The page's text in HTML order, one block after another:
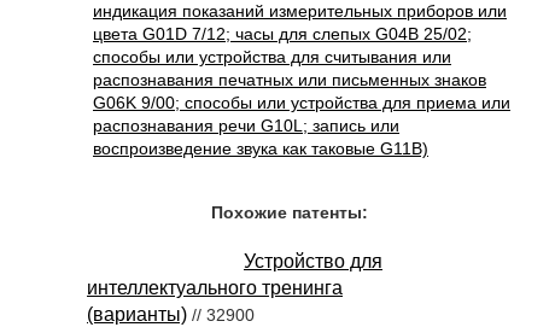
индикация показаний измерительных приборов или
цвета G01D 7/12; часы для слепых G04B 25/02;
способы или устройства для считывания или
распознавания печатных или письменных знаков
G06K 9/00; способы или устройства для приема или
распознавания речи G10L; запись или
воспроизведение звука как таковые G11B)
Похожие патенты:
Устройство для
интеллектуального тренинга
(варианты) // 32900